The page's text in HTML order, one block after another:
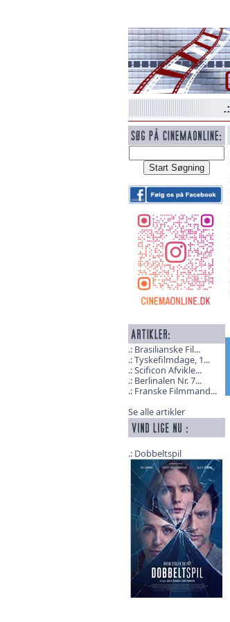
Brasilianske Fil...
Tyskefilmdage, 1...
Scificon Afvikle...
Berlinalen Nr. 7...
Franske Filmmand...
Se alle artikler
Dobbeltspil